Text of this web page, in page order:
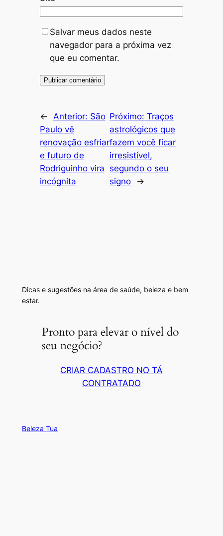
Salvar meus dados neste
navegador para a próxima vez
que eu comentar.
← Anterior: São
Paulo vê
renovação esfriar
e futuro de
Rodriguinho vira
incógnita
Próximo: Traços
astrológicos que
fazem você ficar
irresistível,
segundo o seu
signo
→
Dicas e sugestões na área de saúde, beleza e bem
estar.
Pronto para elevar o nível do
seu negócio?
CRIAR CADASTRO NO TÁ
CONTRATADO
Beleza Tua